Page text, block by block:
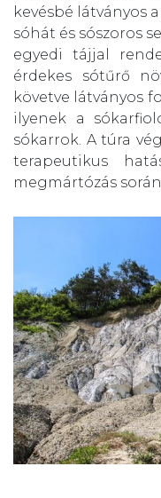
kevésbé látványos
sóhát és sószoros
egyedi tájjal
érdekes sótűrő
követve látványos
ilyenek a
sókarrok. A túra
terapeutikus
megmártózás